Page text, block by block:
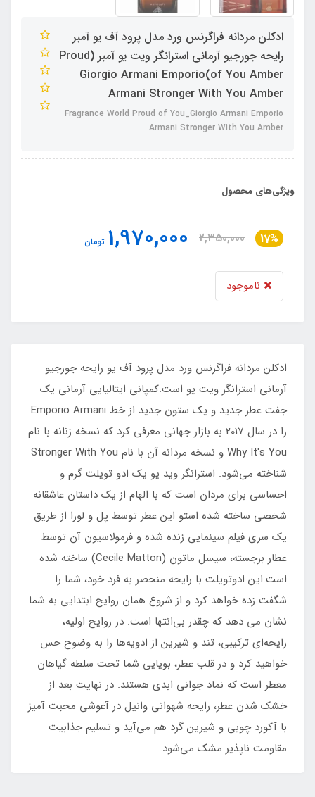
ادکلن مردانه فراگرنس ورد مدل پرود آف یو آمبر
رایحه جورجیو آرمانی استرانگر ویت یو آمبر (Proud
of You Amber)Giorgio Armani Emporio
Armani Stronger With You Amber
Fragrance World Proud of You_Giorgio Armani Emporio
Armani Stronger With You Amber
ویژگی‌های محصول
17%
2,350,000
1,970,000 تومان
ناموجود
ادکلن مردانه فراگرنس ورد مدل پرود آف یو رایحه جورجیو
آرمانی استرانگر ویت یو است.کمپانی ایتالیایی آرمانی یک
جفت عطر جدید و یک ستون جدید از خط Emporio Armani
را در سال 2017 به بازار جهانی معرفی کرد که نسخه زنانه‌ با نام
Why It's You و نسخه مردانه آن با نام Stronger With You
شناخته می‌شود. استرانگر وید یو یک ادو تویلت گرم و
احساسی برای مردان است که با الهام از یک داستان عاشقانه
شخصی ساخته شده استو این عطر توسط پل و لورا از طریق
یک سری فیلم سینمایی زنده شده و فرمولاسیون آن توسط
عطار برجسته، سیسل ماتون (Cecile Matton) ساخته شده
است.این ادوتویلت با رایحه منحصر به فرد خود، شما را
شگفت زده خواهد کرد و از شروع همان روایح ابتدایی به شما
نشان می دهد که چقدر بی‌انتها است. در روایح اولیه،
رایحه‌ای ترکیبی، تند و شیرین از ادویه‌ها را به وضوح حس
خواهید کرد و در قلب عطر، بویایی شما تحت سلطه گیاهان
معطر است که نماد جوانی ابدی هستند. در نهایت بعد از
خشک شدن عطر، رایحه شهوانی وانیل در آغوشی محبت آمیز
با آکورد چوبی و شیرین گرد هم می‌آید و تسلیم جذابیت
مقاومت ناپذیر مشک می‌شود.